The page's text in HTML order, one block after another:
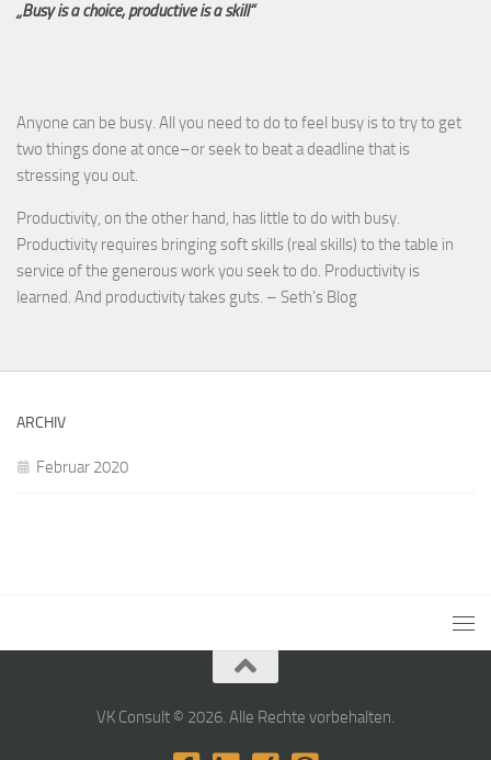
„Busy is a choice, productive is a skill“
Anyone can be busy. All you need to do to feel busy is to try to get
two things done at once–or seek to beat a deadline that is
stressing you out.
Productivity, on the other hand, has little to do with busy.
Productivity requires bringing soft skills (real skills) to the table in
service of the generous work you seek to do. Productivity is
learned. And productivity takes guts. – Seth’s Blog
ARCHIV
Februar 2020
VK Consult © 2026. Alle Rechte vorbehalten.